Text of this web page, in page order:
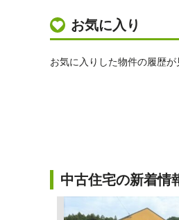
お気に入り
お気に入りした物件の履歴が
中古住宅の新着情